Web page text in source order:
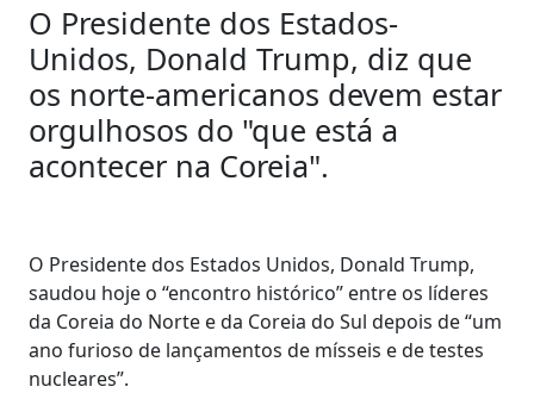
O Presidente dos Estados-
Unidos, Donald Trump, diz que
os norte-americanos devem estar
orgulhosos do "que está a
acontecer na Coreia".
O Presidente dos Estados Unidos, Donald Trump,
saudou hoje o “encontro histórico” entre os líderes
da Coreia do Norte e da Coreia do Sul depois de “um
ano furioso de lançamentos de mísseis e de testes
nucleares”.